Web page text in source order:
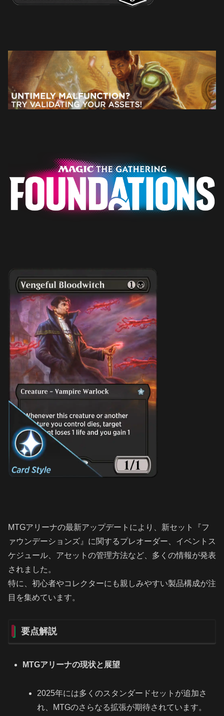
MTGアリーナの最新アップデートにより、新セット『フ
ァウンデーションズ』に関するプレオーダー、イベントス
ケジュール、アセットの管理方法など、多くの情報が発表
されました。
特に、初心者やコレクターにも親しみやすい製品構成が注
目を集めています。
要点解説
MTGアリーナの現状と展望
2025年には多くのスタンダードセットが追加さ
れ、MTGのさらなる拡張が期待されています。